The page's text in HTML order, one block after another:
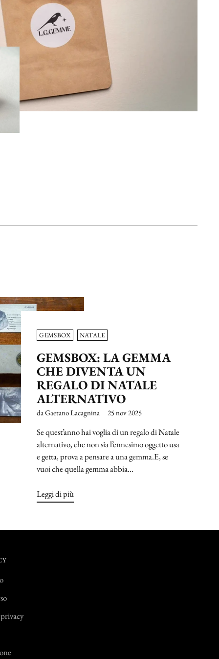
GEMSBOX NATALE
GEMSBOX: LA GEMMA
CHE DIVENTA UN
REGALO DI NATALE
ALTERNATIVO
da Gaetano Lacagnina 25 nov 2025
Se quest’anno hai voglia di un regalo di Natale
alternativo, che non sia l’ennesimo oggetto usa
e getta, prova a pensare a una gemma.E, se
vuoi che quella gemma abbia...
Leggi di più